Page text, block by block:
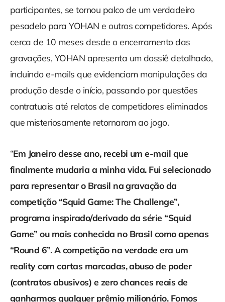
participantes, se tornou palco de um verdadeiro
pesadelo para YOHAN e outros competidores. Após
cerca de 10 meses desde o encerramento das
gravações, YOHAN apresenta um dossiê detalhado,
incluindo e-mails que evidenciam manipulações da
produção desde o início, passando por questões
contratuais até relatos de competidores eliminados
que misteriosamente retornaram ao jogo.
“Em Janeiro desse ano, recebi um e-mail que
finalmente mudaria a minha vida. Fui selecionado
para representar o Brasil na gravação da
competição “Squid Game: The Challenge”,
programa inspirado/derivado da série “Squid
Game” ou mais conhecida no Brasil como apenas
“Round 6”. A competição na verdade era um
reality com cartas marcadas, abuso de poder
(contratos abusivos) e zero chances reais de
ganharmos qualquer prêmio milionário. Fomos